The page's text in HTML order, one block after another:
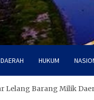
DAERAH HUKUM
Lelang Barang Milik